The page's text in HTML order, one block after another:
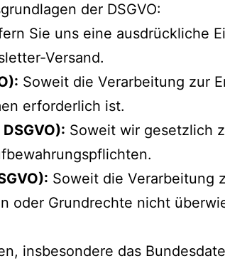
der DSGVO:
Sie uns eine ausdrückliche
Versand.
Soweit die Verarbeitung zur
erforderlich ist.
Soweit wir gesetzlich
Soweit die Verarbeitung
oder Grundrechte nicht
insbesondere das